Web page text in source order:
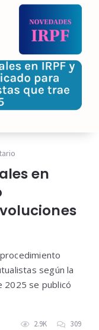
en
según la
2025 se publicó
2.9K 309